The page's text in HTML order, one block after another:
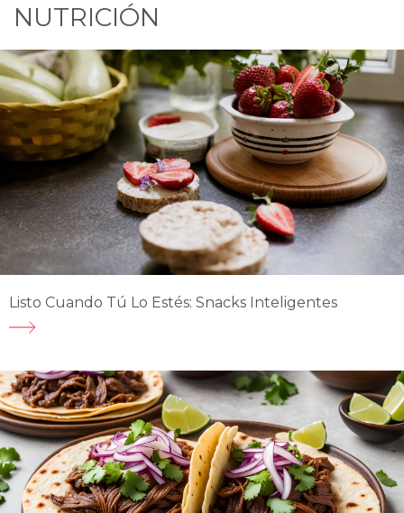
NUTRICIÓN
Listo Cuando Tú Lo Estés: Snacks Inteligentes